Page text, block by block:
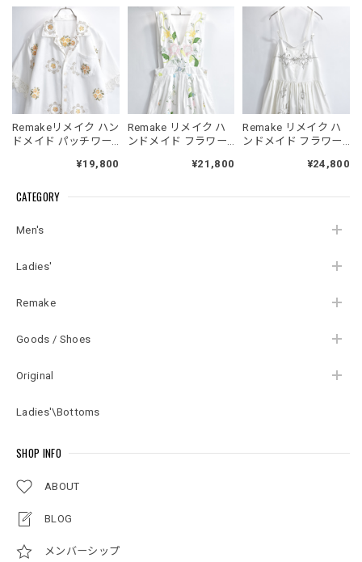
CATEGORY
Men's
Ladies'
Remake
Goods / Shoes
Original
Ladies'\Bottoms
SHOP INFO
ABOUT
BLOG
メンバーシップ
Remakeリメイク ハン
ドメイド パッチワー
テッチ 刺繍 デザイン
ープンカラー シャツ
ト 再構築 メンズL～
相当 レディースXL相
¥19,800
Remake リメイク ハ
ンドメイド フラワー
ーク デザイン エプロ
スカ オールインワン
¥21,800
Remake リメイク ハ
ンドメイド フラワー
エプロン ワンピース
ンスカ 再構築 ロング
ィース フリーサイズ
¥24,800